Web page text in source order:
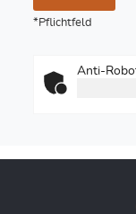
*Pflichtfeld
Anti-